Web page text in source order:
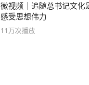
微视频｜追随总书记文化
感受思想伟力
11万次播放